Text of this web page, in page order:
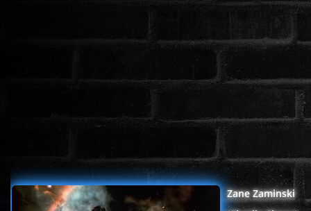
DOKUMENTUMFILMEK
ÉLŐ ADÁSOK (LIVE)
SOROZAT
Zane Zaminski